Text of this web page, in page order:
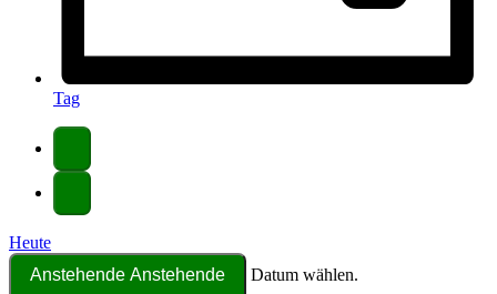
Tag
Heute
Anstehende Anstehende Datum wählen.